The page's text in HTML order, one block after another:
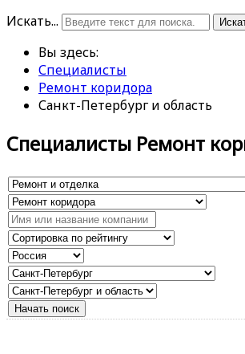
Искать...
Вы здесь:
Специалисты
Ремонт коридора
Санкт-Петербург и область
Специалисты Ремонт